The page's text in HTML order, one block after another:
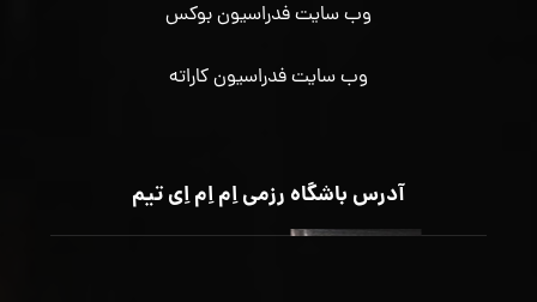
وب سایت فدراسیون بوکس
وب سایت فدراسیون کاراته
آدرس باشگاه رزمی اِم اِم اِی تیم